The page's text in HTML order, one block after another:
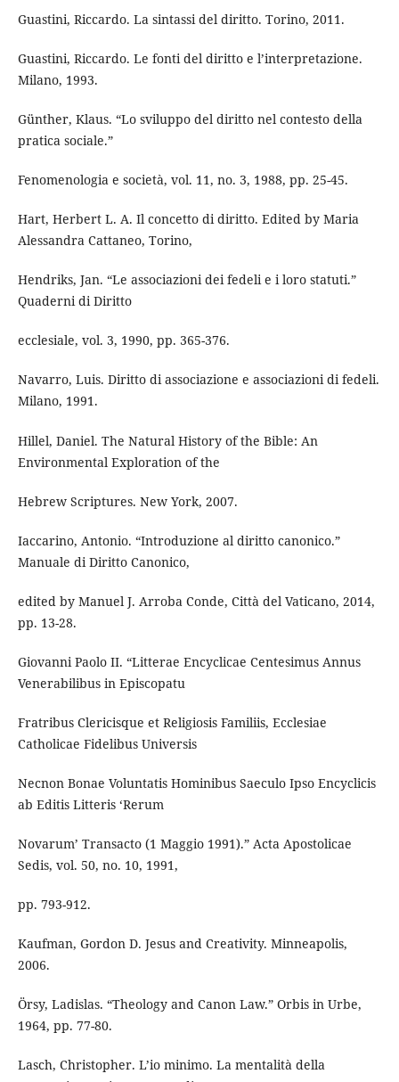
Guastini, Riccardo. La sintassi del diritto. Torino, 2011.
Guastini, Riccardo. Le fonti del diritto e l’interpretazione.
Milano, 1993.
Günther, Klaus. “Lo sviluppo del diritto nel contesto della
pratica sociale.”
Fenomenologia e società, vol. 11, no. 3, 1988, pp. 25-45.
Hart, Herbert L. A. Il concetto di diritto. Edited by Maria
Alessandra Cattaneo, Torino,
Hendriks, Jan. “Le associazioni dei fedeli e i loro statuti.”
Quaderni di Diritto
ecclesiale, vol. 3, 1990, pp. 365-376.
Navarro, Luis. Diritto di associazione e associazioni di fedeli.
Milano, 1991.
Hillel, Daniel. The Natural History of the Bible: An
Environmental Exploration of the
Hebrew Scriptures. New York, 2007.
Iaccarino, Antonio. “Introduzione al diritto canonico.”
Manuale di Diritto Canonico,
edited by Manuel J. Arroba Conde, Città del Vaticano, 2014,
pp. 13-28.
Giovanni Paolo II. “Litterae Encyclicae Centesimus Annus
Venerabilibus in Episcopatu
Fratribus Clericisque et Religiosis Familiis, Ecclesiae
Catholicae Fidelibus Universis
Necnon Bonae Voluntatis Hominibus Saeculo Ipso Encyclicis
ab Editis Litteris ‘Rerum
Novarum’ Transacto (1 Maggio 1991).” Acta Apostolicae
Sedis, vol. 50, no. 10, 1991,
pp. 793-912.
Kaufman, Gordon D. Jesus and Creativity. Minneapolis,
2006.
Örsy, Ladislas. “Theology and Canon Law.” Orbis in Urbe,
1964, pp. 77-80.
Lasch, Christopher. L’io minimo. La mentalità della